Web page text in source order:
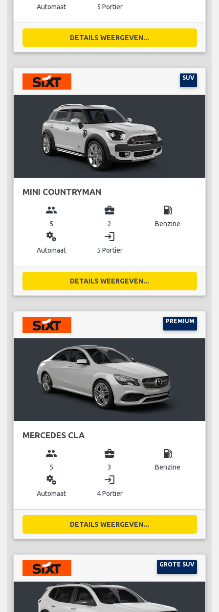
Automaat 5 Portier
DETAILS WEERGEVEN...
SUV
MINI COUNTRYMAN
group
5
business_center
2
local_gas_station
Benzine
miscellaneous_services
Automaat
login
5 Portier
DETAILS WEERGEVEN...
PREMIUM
MERCEDES CLA
group
5
business_center
3
local_gas_station
Benzine
miscellaneous_services
Automaat
login
4 Portier
DETAILS WEERGEVEN...
GROTE SUV